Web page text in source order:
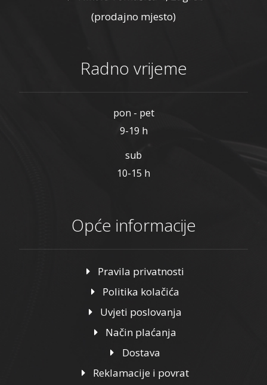
(prodajno mjesto)
Radno vrijeme
pon - pet
9-19 h
sub
10-15 h
Opće informacije
Pravila privatnosti
Politika kolačića
Uvjeti poslovanja
Način plaćanja
Dostava
Reklamacije i povrat